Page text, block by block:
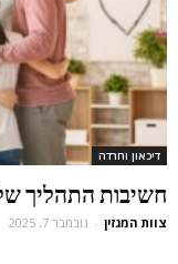
דיכאון וחרדה
חשיבות התהליך
צוות המגזין - נובמבר 7, 2025